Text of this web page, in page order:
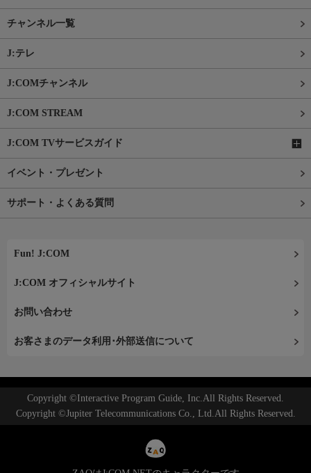
チャンネル一覧
J:テレ
J:COMチャンネル
J:COM STREAM
J:COM TVサービスガイド
イベント・プレゼント
サポート・よくある質問
Fun! J:COM
J:COM オフィシャルサイト
お問い合わせ
お客さまのデータ利用･外部送信について
Copyright ©Interactive Program Guide, Inc.All Rights Reserved.
Copyright ©Jupiter Telecommunications Co., Ltd.All Rights Reserved.